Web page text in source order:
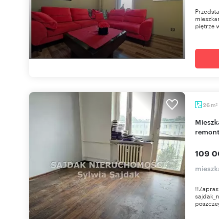
piętrze
26 m2
Mieszkanie 26 m² w Jastrzębiu-Zdroju (do
109